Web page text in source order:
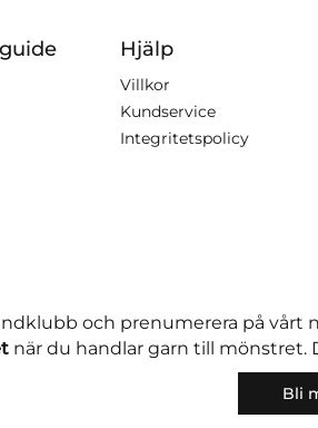
Hjälp
Villkor
Kundservice
Integritetspolicy
och prenumerera på vårt
när du handlar garn till mönstret.
Bli